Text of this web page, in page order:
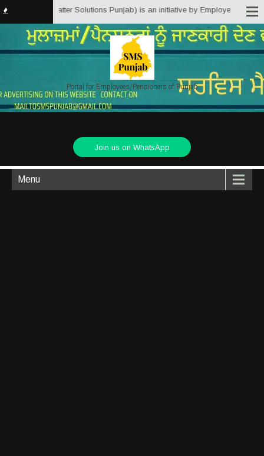
(Service Matter Solutions Punjab) is an initiative by Employees/
Portal for Employees/Pensioners of Punjab
Join us on WhatsApp
Menu